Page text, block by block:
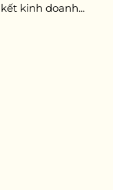
kết kinh doanh...